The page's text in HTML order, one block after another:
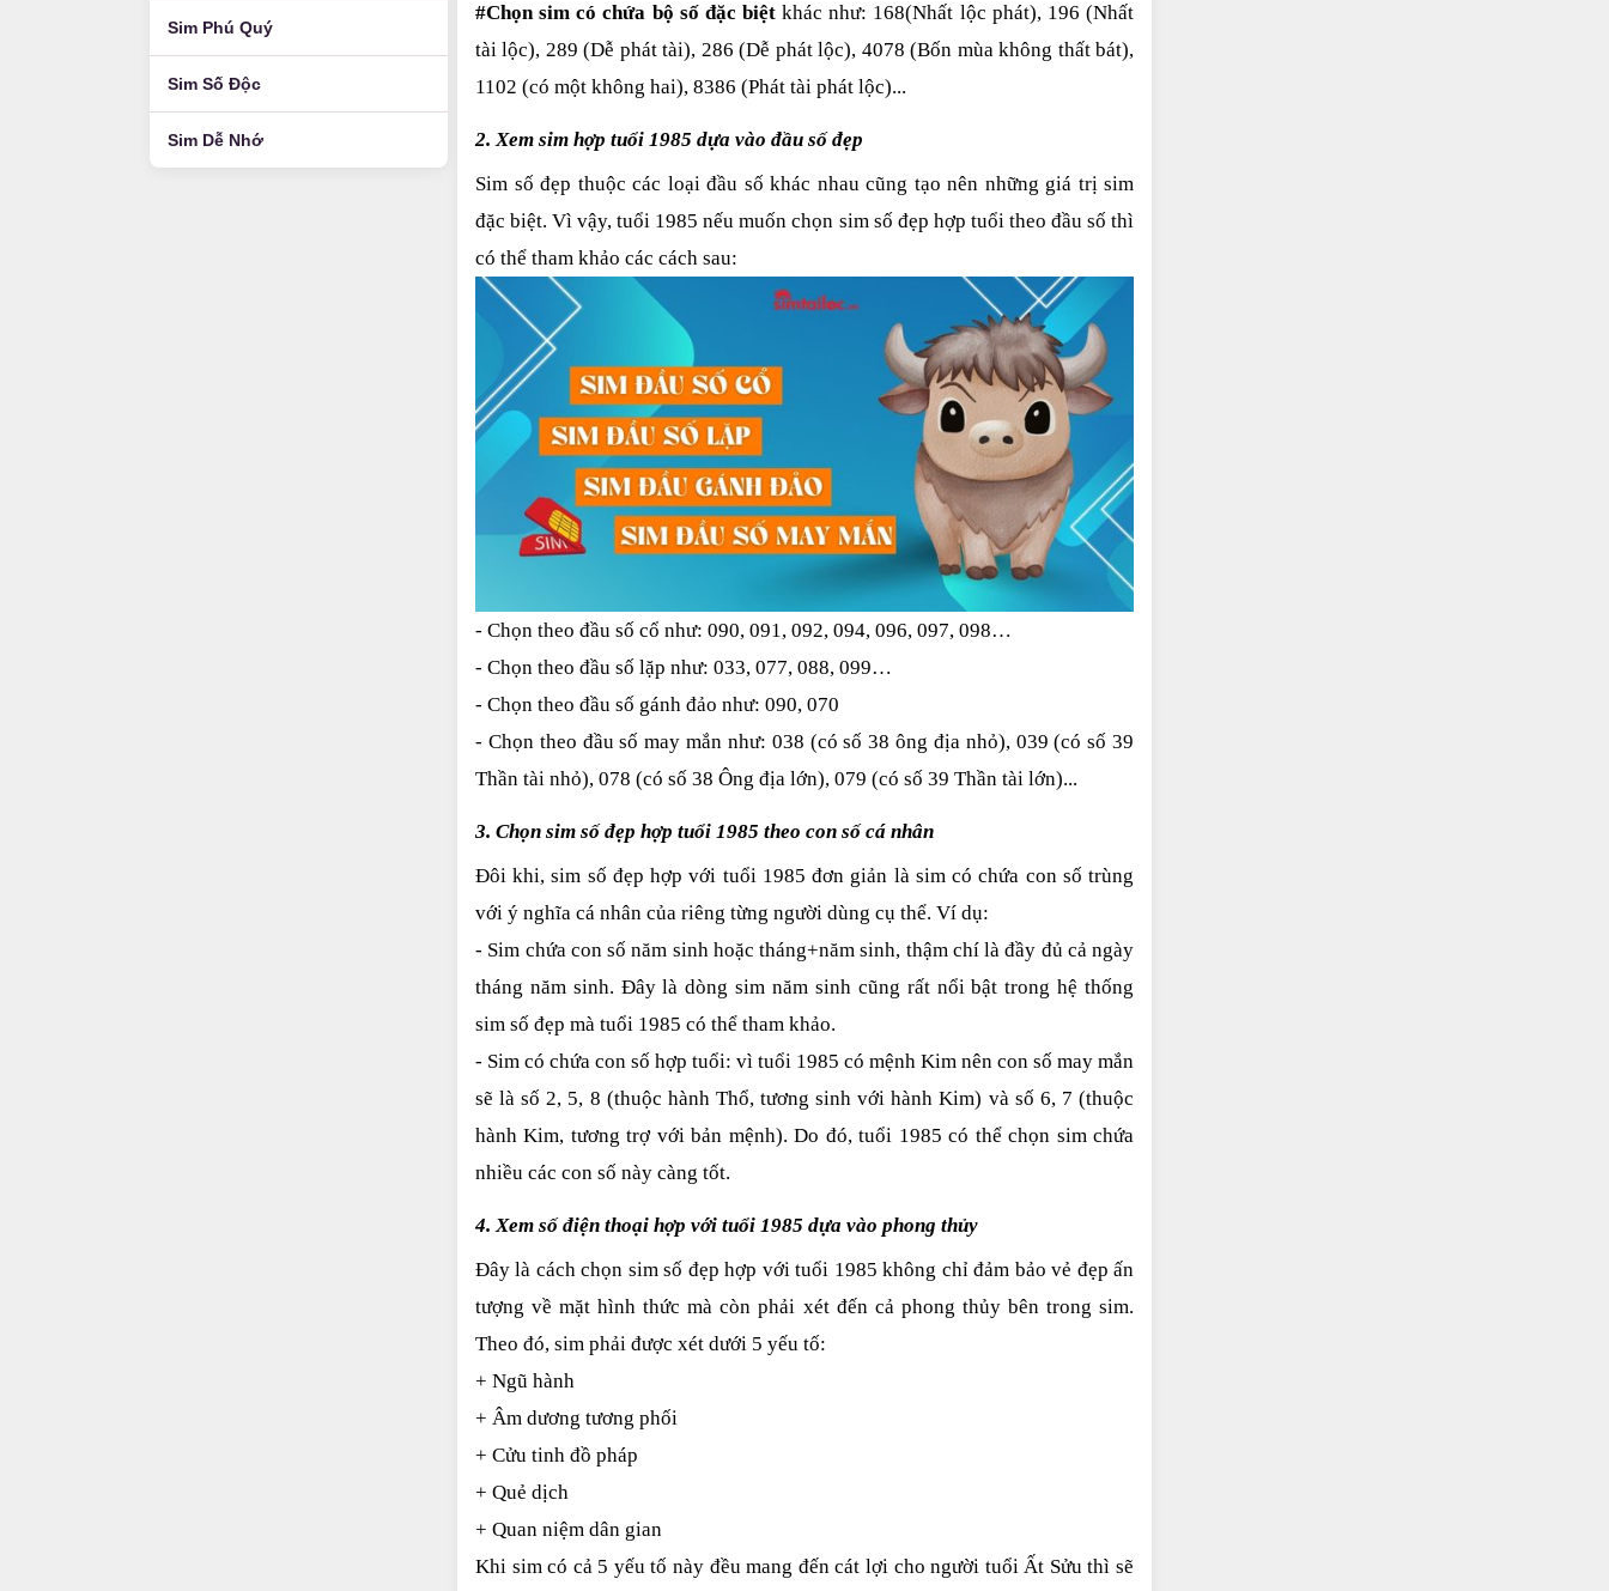
Sim Phú Quý
Sim Số Độc
Sim Dễ Nhớ
#Chọn sim có chứa bộ số đặc biệt khác như: 168(Nhất lộc phát), 196 (Nhất
tài lộc), 289 (Dễ phát tài), 286 (Dễ phát lộc), 4078 (Bốn mùa không thất bát),
1102 (có một không hai), 8386 (Phát tài phát lộc)...
2. Xem sim hợp tuổi 1985 dựa vào đầu số đẹp
Sim số đẹp thuộc các loại đầu số khác nhau cũng tạo nên những giá trị sim
đặc biệt. Vì vậy, tuổi 1985 nếu muốn chọn sim số đẹp hợp tuổi theo đầu số thì
có thể tham khảo các cách sau:
- Chọn theo đầu số cổ như: 090, 091, 092, 094, 096, 097, 098…
- Chọn theo đầu số lặp như: 033, 077, 088, 099…
- Chọn theo đầu số gánh đảo như: 090, 070
- Chọn theo đầu số may mắn như: 038 (có số 38 ông địa nhỏ), 039 (có số 39
Thần tài nhỏ), 078 (có số 38 Ông địa lớn), 079 (có số 39 Thần tài lớn)...
3. Chọn sim số đẹp hợp tuổi 1985 theo con số cá nhân
Đôi khi, sim số đẹp hợp với tuổi 1985 đơn giản là sim có chứa con số trùng
với ý nghĩa cá nhân của riêng từng người dùng cụ thể. Ví dụ:
- Sim chứa con số năm sinh hoặc tháng+năm sinh, thậm chí là đầy đủ cả ngày
tháng năm sinh. Đây là dòng sim năm sinh cũng rất nổi bật trong hệ thống
sim số đẹp mà tuổi 1985 có thể tham khảo.
- Sim có chứa con số hợp tuổi: vì tuổi 1985 có mệnh Kim nên con số may mắn
sẽ là số 2, 5, 8 (thuộc hành Thổ, tương sinh với hành Kim) và số 6, 7 (thuộc
hành Kim, tương trợ với bản mệnh). Do đó, tuổi 1985 có thể chọn sim chứa
nhiều các con số này càng tốt.
4. Xem số điện thoại hợp với tuổi 1985 dựa vào phong thủy
Đây là cách chọn sim số đẹp hợp với tuổi 1985 không chỉ đảm bảo vẻ đẹp ấn
tượng về mặt hình thức mà còn phải xét đến cả phong thủy bên trong sim.
Theo đó, sim phải được xét dưới 5 yếu tố:
+ Ngũ hành
+ Âm dương tương phối
+ Cửu tinh đồ pháp
+ Quẻ dịch
+ Quan niệm dân gian
Khi sim có cả 5 yếu tố này đều mang đến cát lợi cho người tuổi Ất Sửu thì sẽ